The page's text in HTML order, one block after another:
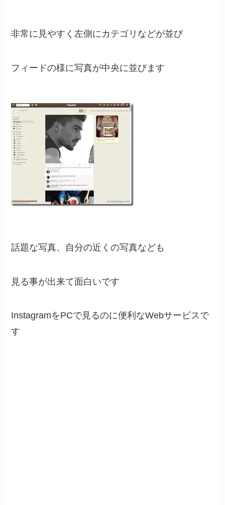
非常に見やすく左側にカテゴリなどが並び
フィードの様に写真が中央に並びます
話題な写真、自分の近くの写真なども
見る事が出来て面白いです
InstagramをPCで見るのに便利なWebサービスで
す